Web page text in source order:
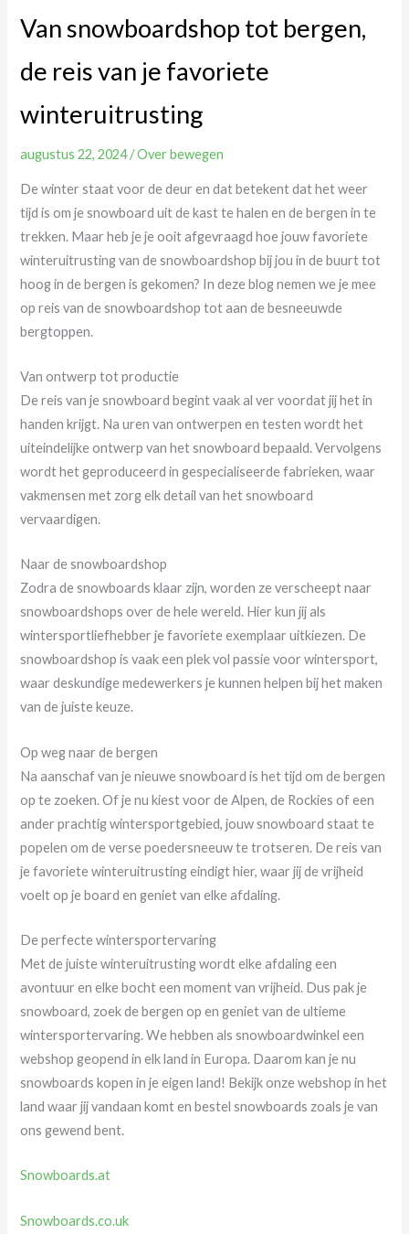
Van snowboardshop tot bergen,
de reis van je favoriete
winteruitrusting
augustus 22, 2024/Over bewegen
De winter staat voor de deur en dat betekent dat het weer
tijd is om je snowboard uit de kast te halen en de bergen in te
trekken. Maar heb je je ooit afgevraagd hoe jouw favoriete
winteruitrusting van de snowboardshop bij jou in de buurt tot
hoog in de bergen is gekomen? In deze blog nemen we je mee
op reis van de snowboardshop tot aan de besneeuwde
bergtoppen.
Van ontwerp tot productie
De reis van je snowboard begint vaak al ver voordat jij het in
handen krijgt. Na uren van ontwerpen en testen wordt het
uiteindelijke ontwerp van het snowboard bepaald. Vervolgens
wordt het geproduceerd in gespecialiseerde fabrieken, waar
vakmensen met zorg elk detail van het snowboard
vervaardigen.
Naar de snowboardshop
Zodra de snowboards klaar zijn, worden ze verscheept naar
snowboardshops over de hele wereld. Hier kun jij als
wintersportliefhebber je favoriete exemplaar uitkiezen. De
snowboardshop is vaak een plek vol passie voor wintersport,
waar deskundige medewerkers je kunnen helpen bij het maken
van de juiste keuze.
Op weg naar de bergen
Na aanschaf van je nieuwe snowboard is het tijd om de bergen
op te zoeken. Of je nu kiest voor de Alpen, de Rockies of een
ander prachtig wintersportgebied, jouw snowboard staat te
popelen om de verse poedersneeuw te trotseren. De reis van
je favoriete winteruitrusting eindigt hier, waar jij de vrijheid
voelt op je board en geniet van elke afdaling.
De perfecte wintersportervaring
Met de juiste winteruitrusting wordt elke afdaling een
avontuur en elke bocht een moment van vrijheid. Dus pak je
snowboard, zoek de bergen op en geniet van de ultieme
wintersportervaring. We hebben als snowboardwinkel een
webshop geopend in elk land in Europa. Daarom kan je nu
snowboards kopen in je eigen land! Bekijk onze webshop in het
land waar jij vandaan komt en bestel snowboards zoals je van
ons gewend bent.
Snowboards.at
Snowboards.co.uk